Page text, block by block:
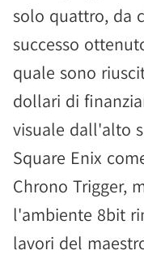
solo quattro, da
successo
quale sono
dollari di
visuale dall'alto
Square Enix
Chrono Trigger,
l'ambiente 8bit
lavori del